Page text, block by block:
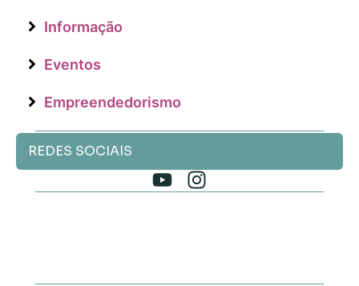
Informação
Eventos
Empreendedorismo
REDES SOCIAIS